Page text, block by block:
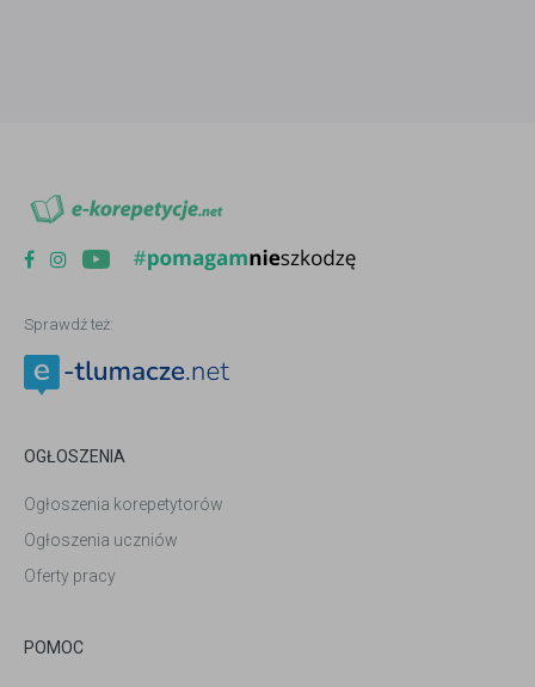
Sprawdź też:
OGŁOSZENIA
Ogłoszenia korepetytorów
Ogłoszenia uczniów
Oferty pracy
POMOC